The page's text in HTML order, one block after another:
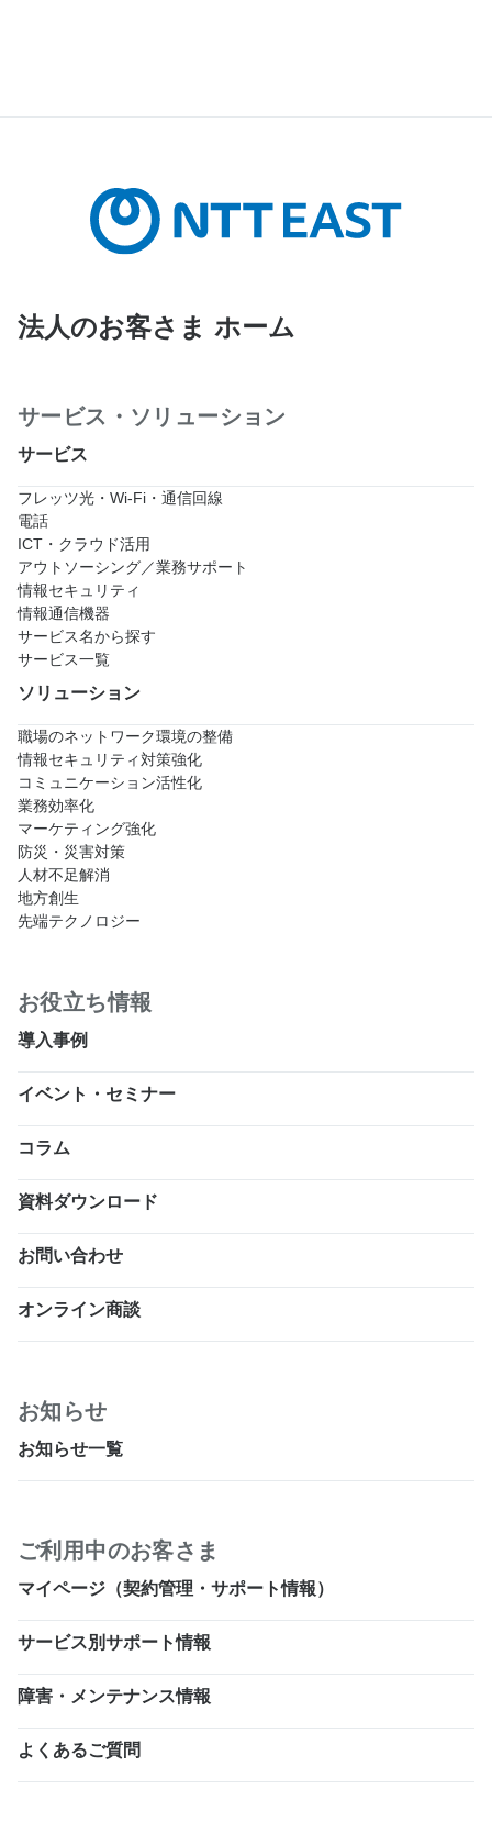
法人のお客さま ホーム
サービス・ソリューション
サービス
フレッツ光・Wi-Fi・通信回線
電話
ICT・クラウド活用
アウトソーシング／業務サポート
情報セキュリティ
情報通信機器
サービス名から探す
サービス一覧
ソリューション
職場のネットワーク環境の整備
情報セキュリティ対策強化
コミュニケーション活性化
業務効率化
マーケティング強化
防災・災害対策
人材不足解消
地方創生
先端テクノロジー
お役立ち情報
導入事例
イベント・セミナー
コラム
資料ダウンロード
お問い合わせ
オンライン商談
お知らせ
お知らせ一覧
ご利用中のお客さま
マイページ（契約管理・サポート情報）
サービス別サポート情報
障害・メンテナンス情報
よくあるご質問